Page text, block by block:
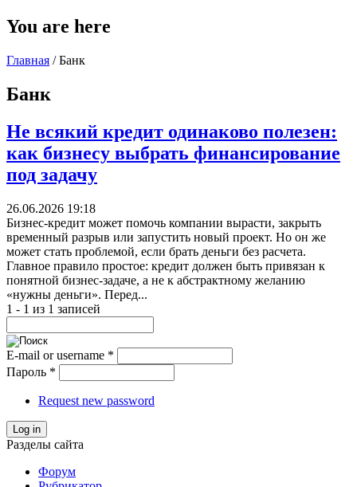
You are here
Главная / Банк
Банк
Не всякий кредит одинаково полезен:
как бизнесу выбрать финансирование
под задачу
26.06.2026 19:18
Бизнес-кредит может помочь компании вырасти, закрыть
временный разрыв или запустить новый проект. Но он же
может стать проблемой, если брать деньги без расчета.
Главное правило простое: кредит должен быть привязан к
понятной бизнес-задаче, а не к абстрактному желанию
«нужны деньги». Перед...
1 - 1 из 1 записей
E-mail or username *
Пароль *
Request new password
Log in
Разделы сайта
Форум